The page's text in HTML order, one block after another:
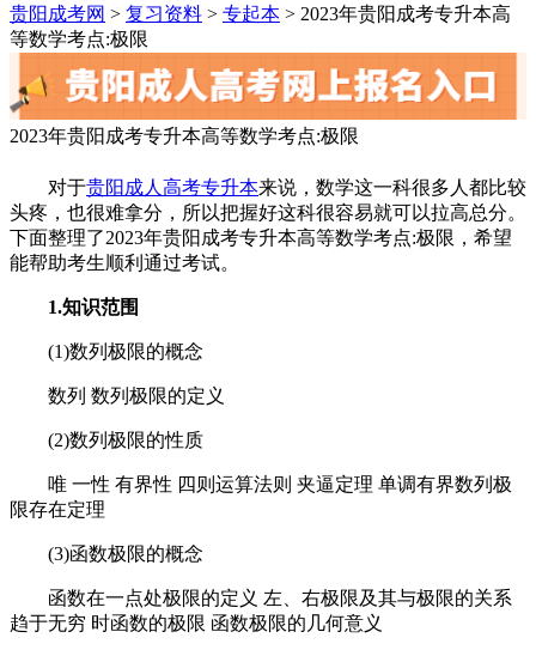
贵阳成考网 > 复习资料 > 专起本 > 2023年贵阳成考专升本高
等数学考点:极限
2023年贵阳成考专升本高等数学考点:极限
对于贵阳成人高考专升本来说，数学这一科很多人都比较
头疼，也很难拿分，所以把握好这科很容易就可以拉高总分。
下面整理了2023年贵阳成考专升本高等数学考点:极限，希望
能帮助考生顺利通过考试。
1.知识范围
(1)数列极限的概念
数列 数列极限的定义
(2)数列极限的性质
唯 一性 有界性 四则运算法则 夹逼定理 单调有界数列极
限存在定理
(3)函数极限的概念
函数在一点处极限的定义 左、右极限及其与极限的关系
趋于无穷 时函数的极限 函数极限的几何意义